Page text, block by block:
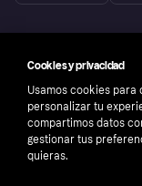
Cookies y privacidad
Usamos cookies
personalizar tu
compartimos datos
gestionar tus
quieras.